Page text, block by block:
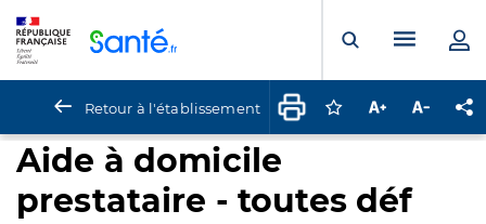
Ouvrir laMenu
Retour à l'établissement Connectez-vous
Augmenter la
Aide à domicile
prestataire - toutes déf